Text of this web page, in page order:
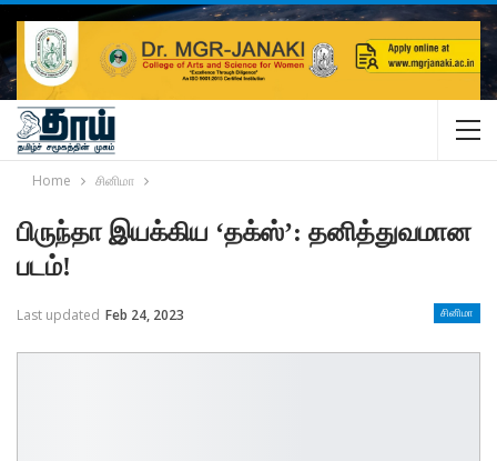
Home சினிமா
பிருந்தா இயக்கிய ‘தக்ஸ்’: தனித்துவமான
படம்!
சினிமா
Last updated Feb 24, 2023